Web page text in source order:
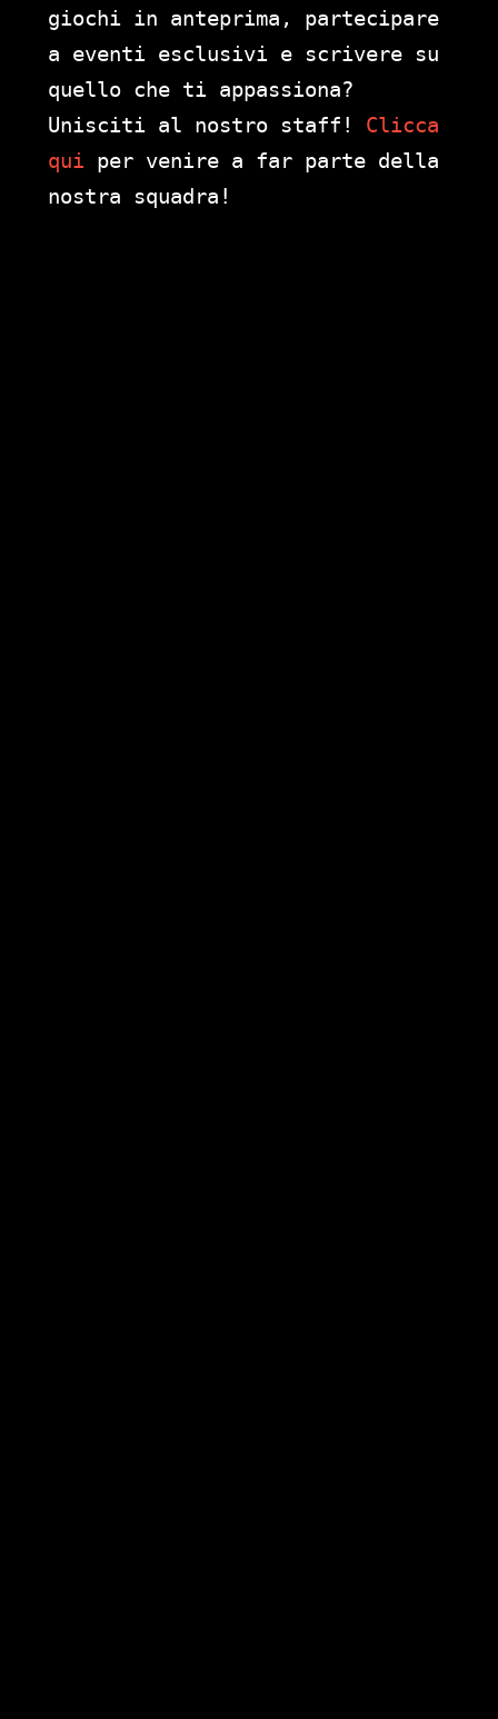
giochi in anteprima, partecipare
a eventi esclusivi e scrivere su
quello che ti appassiona?
Unisciti al nostro staff! Clicca
qui per venire a far parte della
nostra squadra!